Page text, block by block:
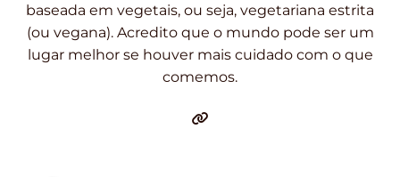
baseada em vegetais, ou seja, vegetariana estrita
(ou vegana). Acredito que o mundo pode ser um
lugar melhor se houver mais cuidado com o que
comemos.